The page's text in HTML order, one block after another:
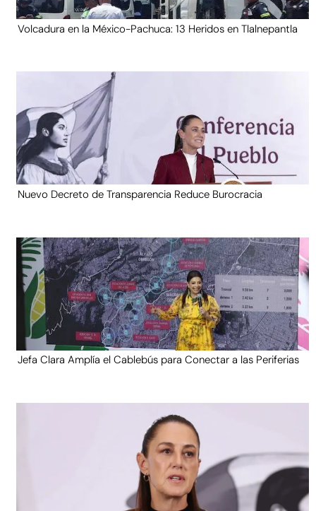
Volcadura en la México-Pachuca: 13 Heridos en Tlalnepantla
Nuevo Decreto de Transparencia Reduce Burocracia
Jefa Clara Amplía el Cablebús para Conectar a las Periferias